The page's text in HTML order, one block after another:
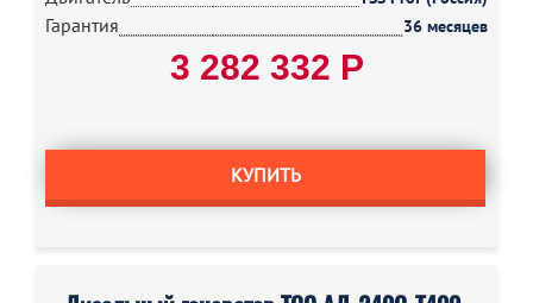
Гарантия 36 месяцев
3 282 332 Р
КУПИТЬ